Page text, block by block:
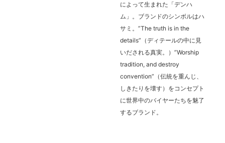
によって生まれた「デンハ
ム」。ブランドのシンボルはハ
サミ。”The truth is in the
details”（ディテールの中に見
いだされる真実。）”Worship
tradition, and destroy
convention”（伝統を重んじ、
しきたりを壊す）をコンセプト
に世界中のバイヤーたちを魅了
するブランド。